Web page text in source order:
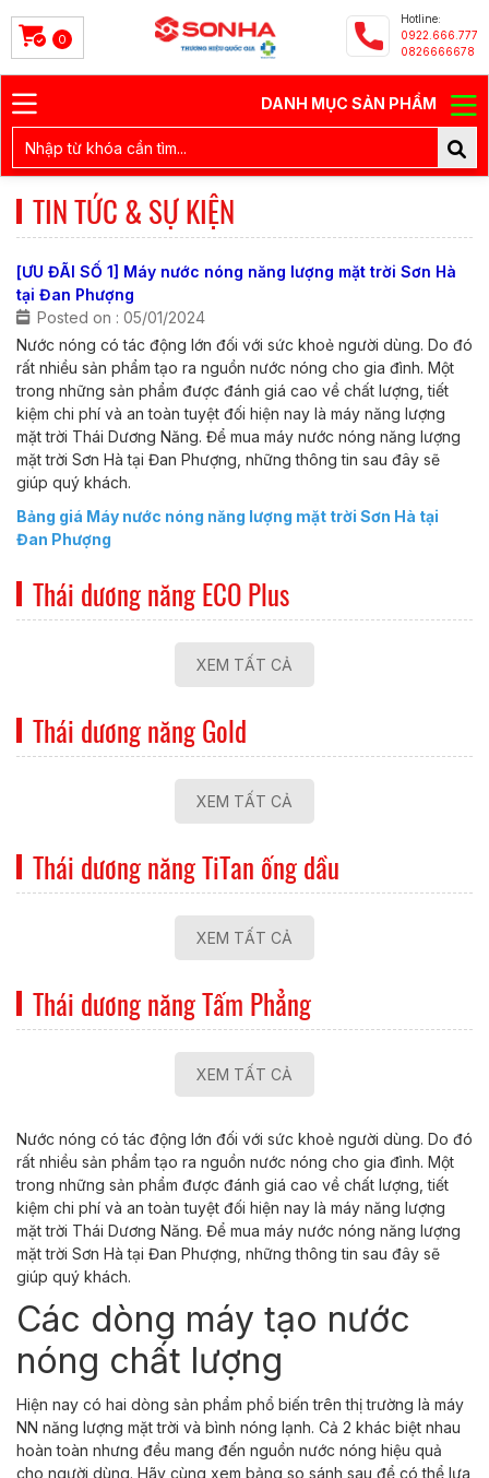
0
Hotline:
0922.666.777
0826666678
DANH MỤC SẢN PHẨM
TIN TỨC & SỰ KIỆN
[ƯU ĐÃI SỐ 1] Máy nước nóng năng lượng mặt trời Sơn Hà
tại Đan Phượng
Posted on : 05/01/2024
Nước nóng có tác động lớn đối với sức khoẻ người dùng. Do đó
rất nhiều sản phẩm tạo ra nguồn nước nóng cho gia đình. Một
trong những sản phẩm được đánh giá cao về chất lượng, tiết
kiệm chi phí và an toàn tuyệt đối hiện nay là máy năng lượng
mặt trời Thái Dương Năng. Để mua máy nước nóng năng lượng
mặt trời Sơn Hà tại Đan Phượng, những thông tin sau đây sẽ
giúp quý khách.
Bảng giá Máy nước nóng năng lượng mặt trời Sơn Hà tại
Đan Phượng
Thái dương năng ECO Plus
XEM TẤT CẢ
Thái dương năng Gold
XEM TẤT CẢ
Thái dương năng TiTan ống dầu
XEM TẤT CẢ
Thái dương năng Tấm Phẳng
XEM TẤT CẢ
Nước nóng có tác động lớn đối với sức khoẻ người dùng. Do đó
rất nhiều sản phẩm tạo ra nguồn nước nóng cho gia đình. Một
trong những sản phẩm được đánh giá cao về chất lượng, tiết
kiệm chi phí và an toàn tuyệt đối hiện nay là máy năng lượng
mặt trời Thái Dương Năng. Để mua máy nước nóng năng lượng
mặt trời Sơn Hà tại Đan Phượng, những thông tin sau đây sẽ
giúp quý khách.
Các dòng máy tạo nước
nóng chất lượng
Hiện nay có hai dòng sản phẩm phổ biến trên thị trường là máy
NN năng lượng mặt trời và bình nóng lạnh. Cả 2 khác biệt nhau
hoàn toàn nhưng đều mang đến nguồn nước nóng hiệu quả
cho người dùng. Hãy cùng xem bảng so sánh sau để có thể lựa